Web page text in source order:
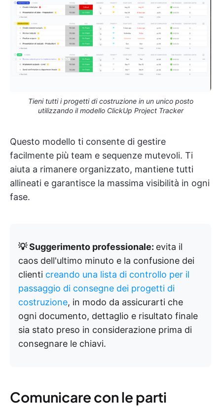
Tieni tutti i progetti di costruzione in un unico posto
utilizzando il modello ClickUp Project Tracker
Questo modello ti consente di gestire
facilmente più team e sequenze mutevoli. Ti
aiuta a rimanere organizzato, mantiene tutti
allineati e garantisce la massima visibilità in ogni
fase.
💡 Suggerimento professionale: evita il
caos dell'ultimo minuto e la confusione dei
clienti creando una lista di controllo per il
passaggio di consegne dei progetti di
costruzione, in modo da assicurarti che
ogni documento, dettaglio e risultato finale
sia stato preso in considerazione prima di
consegnare le chiavi.
Comunicare con le parti